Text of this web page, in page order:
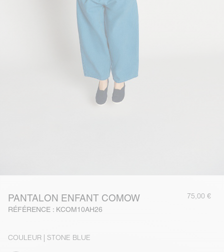
PANTALON ENFANT COMOW
RÉFÉRENCE : KCOM10AH26
75,00 €
COULEUR | STONE BLUE